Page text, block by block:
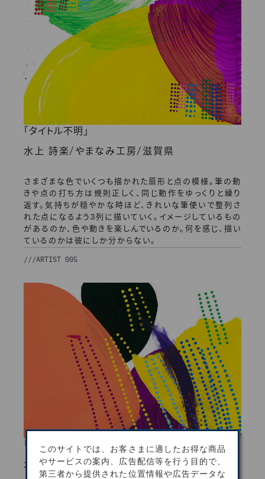
「タイトル不明」
水上 詩楽/ やまなみ工房/ 滋賀県
さまざまな色でいくつも描かれた扇形と点の模様。筆の動
きや点の打ち方は規則正しく、同じ動作をゆっくりと繰り
返す。気持ちが穏やかな時ほど、きれいな筆使いで整列さ
れた点になるよう3列に描いていく。イメージしているもの
があるのか、色や動きを楽しんでいるのか。何を感じ、描い
ているのかは彼にしか分からない。
///ARTIST 005
「タイトル不明」
水上 詩楽/ やまなみ工房 /滋賀県
このサイトでは、お客さまに適したお得な商品
やサービスの案内、広告配信等を行う目的で、
第三者から提供された位置情報や広告データな